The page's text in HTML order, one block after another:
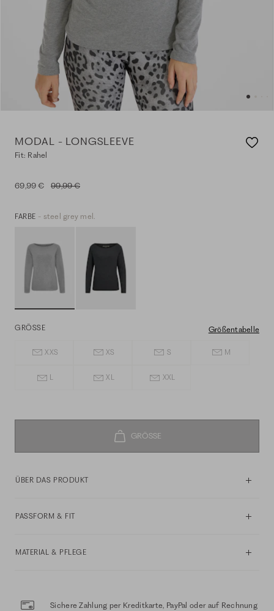
MODAL - LONGSLEEVE
Fit: Rahel
69,99 € 99,99 €
FARBE - steel grey mel.
GRÖSSE Größentabelle
XXS XS S M
L XL XXL
ÜBER DAS PRODUKT
PASSFORM & FIT
MATERIAL & PFLEGE
Sichere Zahlung per Kreditkarte, PayPal oder auf Rechnung